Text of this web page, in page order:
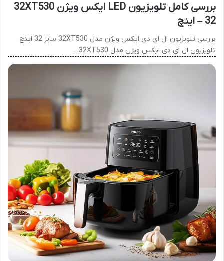
بررسی کامل تلویزیون LED ایکس ویژن 32XT530
– 32 اینچ
بررسی تلویزیون ال ای دی ایکس ویژن مدل 32XT530 سایز 32 اینچ
تلویزیون ال ای دی ایکس ویژن مدل 32XT530…